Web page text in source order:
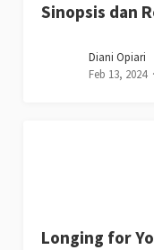
Sinopsis dan
Diani Opiari
Feb 13, 2024
Longing for